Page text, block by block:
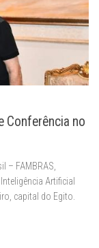
Conferência no
– FAMBRAS,
Artificial
capital do Egito.